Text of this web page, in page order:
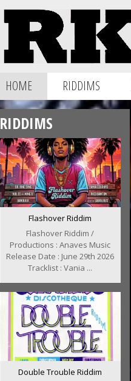
HOME RIDDIMS
RIDDIMS
Flashover Riddim
Flashover Riddim /
Productions : Anaves Music
Release Date : June 29th 2026
Tracklist : Vania ...
Double Trouble Riddim